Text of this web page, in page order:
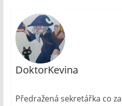
DoktorKevina
Předražená sekretářka co